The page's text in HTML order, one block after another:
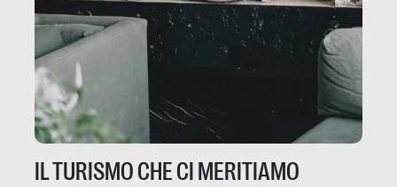
IL TURISMO CHE CI MERITIAMO